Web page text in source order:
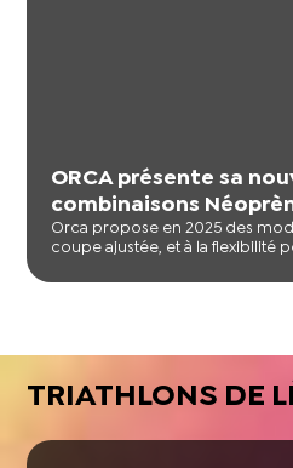
ORCA présente sa
combinaisons
Orca propose en 2025 des
coupe ajustée, et à la flexibilité
TRIATHLONS DE